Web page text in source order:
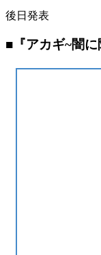
後日発表
■『アカギ~闇